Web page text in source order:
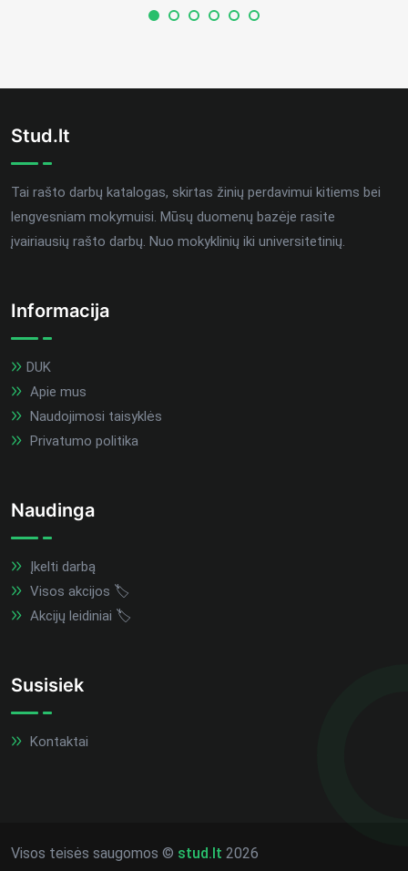
Stud.lt
Tai rašto darbų katalogas, skirtas žinių perdavimui kitiems bei
lengvesniam mokymuisi. Mūsų duomenų bazėje rasite
įvairiausių rašto darbų. Nuo mokyklinių iki universitetinių.
Informacija
DUK
Apie mus
Naudojimosi taisyklės
Privatumo politika
Naudinga
Įkelti darbą
Visos akcijos 🏷️
Akcijų leidiniai 🏷️
Susisiek
Kontaktai
Visos teisės saugomos © stud.lt 2026